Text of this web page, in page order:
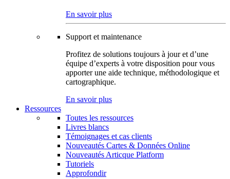
En savoir plus
Support et maintenance
Profitez de solutions toujours à jour et d’une
équipe d’experts à votre disposition pour vous
apporter une aide technique, méthodologique et
cartographique.
En savoir plus
Ressources
Toutes les ressources
Livres blancs
Témoignages et cas clients
Nouveautés Cartes & Données Online
Nouveautés Articque Platform
Tutoriels
Approfondir